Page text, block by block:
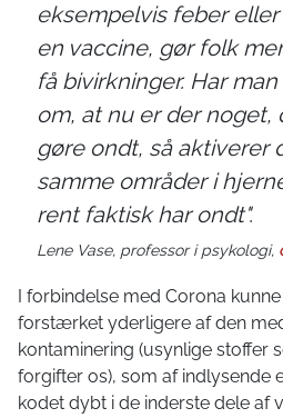
eksempelvis feber
en vaccine, gør folk
få bivirkninger. Har
om, at nu er der noget,
gøre ondt, så aktiverer
samme områder i
rent faktisk har ondt".
Lene Vase, professor i psykologi,
I forbindelse med Corona
forstærket yderligere af den
kontaminering (usynlige stoffer
forgifter os), som af
kodet dybt i de inderste dele af